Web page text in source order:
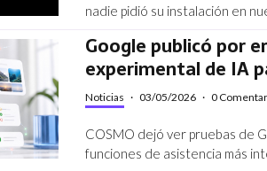
nadie pidió su instalación en
Google publicó por
experimental de IA
Noticias · 03/05/2026 · 0
COSMO dejó ver pruebas de
funciones de asistencia más